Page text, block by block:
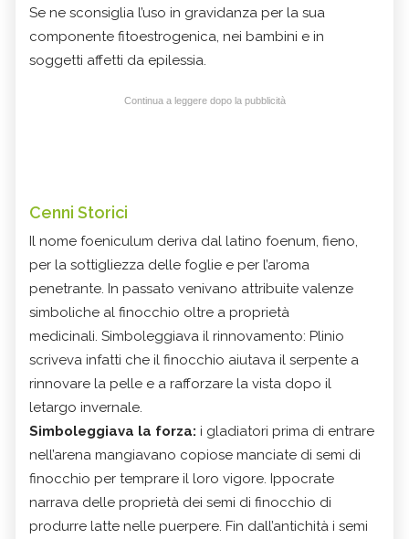
Se ne sconsiglia l’uso in gravidanza per la sua
componente fitoestrogenica, nei bambini e in
soggetti affetti da epilessia.
Continua a leggere dopo la pubblicità
Cenni Storici
Il nome foeniculum deriva dal latino foenum, fieno,
per la sottigliezza delle foglie e per l’aroma
penetrante. In passato venivano attribuite valenze
simboliche al finocchio oltre a proprietà
medicinali. Simboleggiava il rinnovamento: Plinio
scriveva infatti che il finocchio aiutava il serpente a
rinnovare la pelle e a rafforzare la vista dopo il
letargo invernale.
Simboleggiava la forza: i gladiatori prima di entrare
nell’arena mangiavano copiose manciate di semi di
finocchio per temprare il loro vigore. Ippocrate
narrava delle proprietà dei semi di finocchio di
produrre latte nelle puerpere. Fin dall’antichità i semi